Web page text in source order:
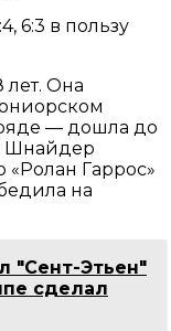
6:3 в пользу
Она
— дошла до
Шнайдер
Гаррос»
на
"Сент-Этьен"
сделал